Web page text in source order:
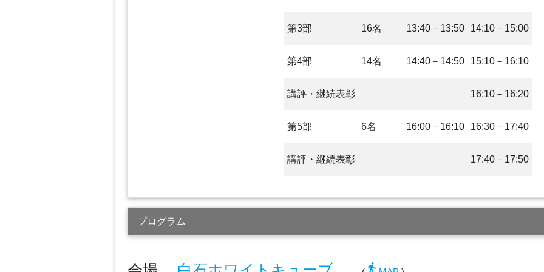
第3部 16名 13:40－13:50 14:10－15:00
第4部 14名 14:40－14:50 15:10－16:10
講評・継続表彰 16:10－16:20
第5部 6名 16:00－16:10 16:30－17:40
講評・継続表彰 17:40－17:50
プログラム
directions_walk